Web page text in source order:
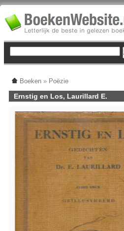
Boeken » Poëzie
Ernstig en Los, Laurillard E.